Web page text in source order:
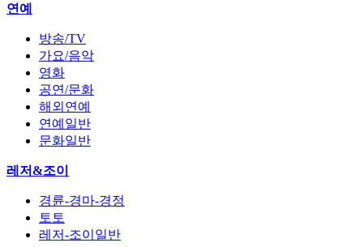
연예
방송/TV
가요/음악
영화
공연/문화
해외연예
연예일반
문화일반
레저&조이
경륜-경마-경정
토토
레저-조이일반